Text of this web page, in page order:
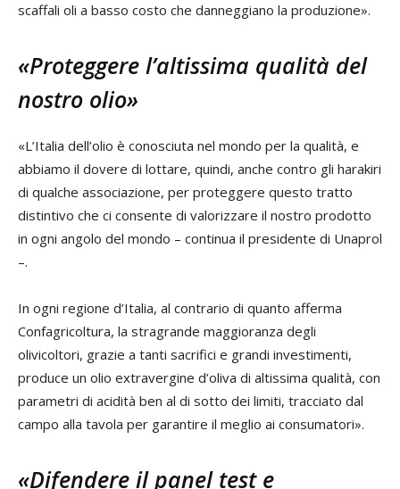
scaffali oli a basso costo che danneggiano la produzione».
«Proteggere l’altissima qualità del
nostro olio»
«L’Italia dell’olio è conosciuta nel mondo per la qualità, e
abbiamo il dovere di lottare, quindi, anche contro gli harakiri
di qualche associazione, per proteggere questo tratto
distintivo che ci consente di valorizzare il nostro prodotto
in ogni angolo del mondo – continua il presidente di Unaprol
–.
In ogni regione d’Italia, al contrario di quanto afferma
Confagricoltura, la stragrande maggioranza degli
olivicoltori, grazie a tanti sacrifici e grandi investimenti,
produce un olio extravergine d’oliva di altissima qualità, con
parametri di acidità ben al di sotto dei limiti, tracciato dal
campo alla tavola per garantire il meglio ai consumatori».
«Difendere il panel test e